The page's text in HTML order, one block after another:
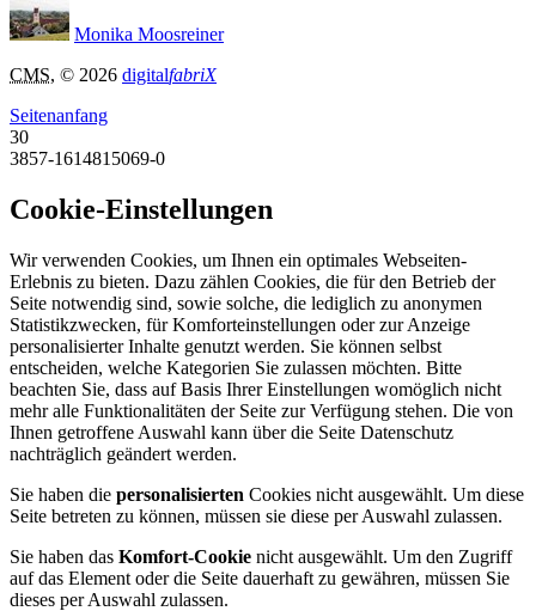
Monika Moosreiner
CMS, © 2026 digitalfabriX
Seitenanfang
30
3857-1614815069-0
Cookie-Einstellungen
Wir verwenden Cookies, um Ihnen ein optimales Webseiten-
Erlebnis zu bieten. Dazu zählen Cookies, die für den Betrieb der
Seite notwendig sind, sowie solche, die lediglich zu anonymen
Statistikzwecken, für Komforteinstellungen oder zur Anzeige
personalisierter Inhalte genutzt werden. Sie können selbst
entscheiden, welche Kategorien Sie zulassen möchten. Bitte
beachten Sie, dass auf Basis Ihrer Einstellungen womöglich nicht
mehr alle Funktionalitäten der Seite zur Verfügung stehen. Die von
Ihnen getroffene Auswahl kann über die Seite Datenschutz
nachträglich geändert werden.
Sie haben die personalisierten Cookies nicht ausgewählt. Um diese
Seite betreten zu können, müssen sie diese per Auswahl zulassen.
Sie haben das Komfort-Cookie nicht ausgewählt. Um den Zugriff
auf das Element oder die Seite dauerhaft zu gewähren, müssen Sie
dieses per Auswahl zulassen.